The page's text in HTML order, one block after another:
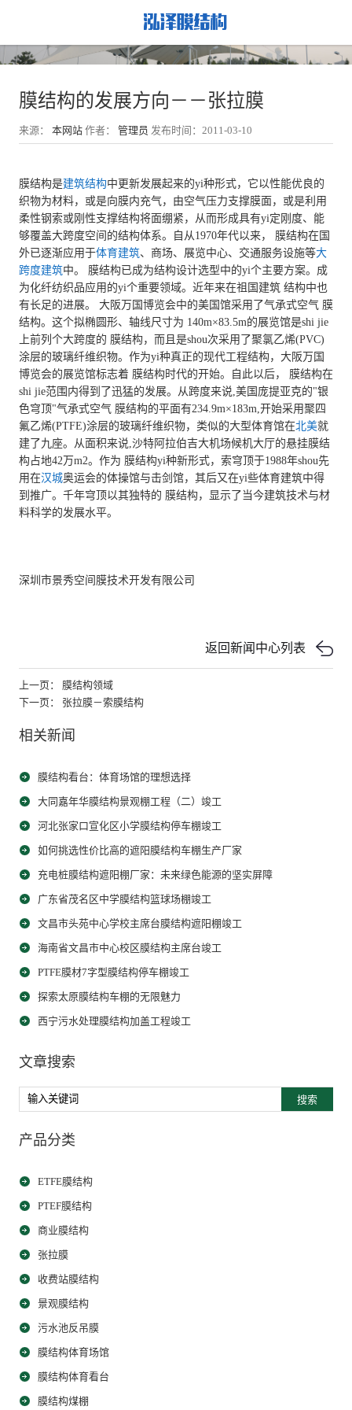
膜结构的发展方向－－张拉膜
来源： 本网站 作者： 管理员 发布时间：2011-03-10
膜结构是建筑结构中更新发展起来的yi种形式，它以性能优良的
织物为材料，或是向膜内充气，由空气压力支撑膜面，或是利用
柔性钢索或刚性支撑结构将面绷紧，从而形成具有yi定刚度、能
够覆盖大跨度空间的结构体系。自从1970年代以来， 膜结构在国
外已逐渐应用于体育建筑、商场、展览中心、交通服务设施等大
跨度建筑中。 膜结构已成为结构设计选型中的yi个主要方案。成
为化纤纺织品应用的yi个重要领域。近年来在祖国建筑 结构中也
有长足的进展。 大阪万国博览会中的美国馆采用了气承式空气 膜
结构。这个拟椭圆形、轴线尺寸为 140m×83.5m的展览馆是shi jie
上前列个大跨度的 膜结构，而且是shou次采用了聚氯乙烯(PVC)
涂层的玻璃纤维织物。作为yi种真正的现代工程结构，大阪万国
博览会的展览馆标志着 膜结构时代的开始。自此以后， 膜结构在
shi jie范围内得到了迅猛的发展。从跨度来说,美国庞提亚克的"银
色穹顶"气承式空气 膜结构的平面有234.9m×183m,开始采用聚四
氟乙烯(PTFE)涂层的玻璃纤维织物，类似的大型体育馆在北美就
建了九座。从面积来说,沙特阿拉伯吉大机场候机大厅的悬挂膜结
构占地42万m2。作为 膜结构yi种新形式，索穹顶于1988年shou先
用在汉城奥运会的体操馆与击剑馆，其后又在yi些体育建筑中得
到推广。千年穹顶以其独特的 膜结构，显示了当今建筑技术与材
料科学的发展水平。
深圳市景秀空间膜技术开发有限公司
返回新闻中心列表
上一页： 膜结构领域
下一页： 张拉膜－索膜结构
相关新闻
膜结构看台：体育场馆的理想选择
大同嘉年华膜结构景观棚工程（二）竣工
河北张家口宣化区小学膜结构停车棚竣工
如何挑选性价比高的遮阳膜结构车棚生产厂家
充电桩膜结构遮阳棚厂家：未来绿色能源的坚实屏障
广东省茂名区中学膜结构篮球场棚竣工
文昌市头苑中心学校主席台膜结构遮阳棚竣工
海南省文昌市中心校区膜结构主席台竣工
PTFE膜材7字型膜结构停车棚竣工
探索太原膜结构车棚的无限魅力
西宁污水处理膜结构加盖工程竣工
文章搜索
搜索
产品分类
ETFE膜结构
PTEF膜结构
商业膜结构
张拉膜
收费站膜结构
景观膜结构
污水池反吊膜
膜结构体育场馆
膜结构体育看台
膜结构煤棚